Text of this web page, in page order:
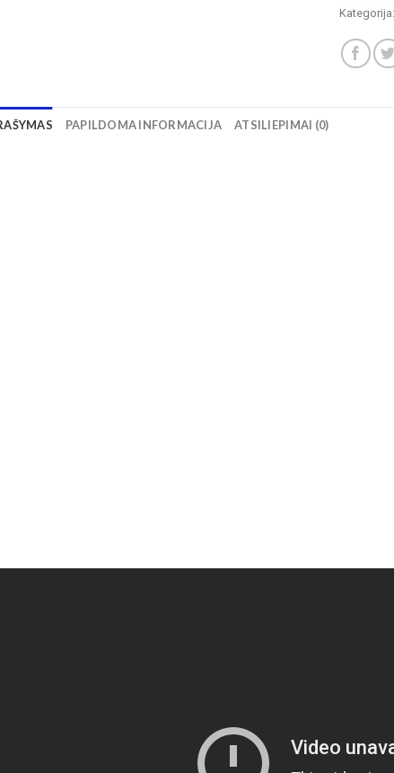
PAPILDOMA INFORMACIJA ATSILIEPIMAI (0)